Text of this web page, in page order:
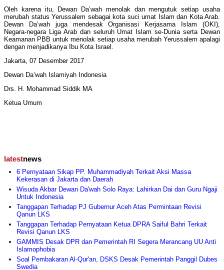
Oleh karena itu, Dewan Da’wah menolak dan mengutuk setiap usaha
merubah status Yerussalem sebagai kota suci umat Islam dan Kota Arab.
Dewan Da’wah juga mendesak Organisasi Kerjasama Islam (OKI),
Negara-negara Liga Arab dan seluruh Umat Islam se-Dunia serta Dewan
Keamanan PBB untuk menolak setiap usaha merubah Yerussalem apalagi
dengan menjadikanya Ibu Kota Israel.
Jakarta, 07 Desember 2017
Dewan Da’wah Islamiyah Indonesia
Drs. H. Mohammad Siddik MA
Ketua Umum
latestnews
6 Pernyataan Sikap PP. Muhammadiyah Terkait Aksi Massa
Kekerasan di Jakarta dan Daerah
Wisuda Akbar Dewan Da'wah Solo Raya: Lahirkan Dai dan Guru Ngaji
Untuk Indonesia
Tanggapan Terhadap PJ Gubernur Aceh Atas Permintaan Revisi
Qanun LKS
Tanggapan Terhadap Pernyataan Ketua DPRA Saiful Bahri Terkait
Revisi Qanun LKS
GAMMIS Desak DPR dan Pemerintah RI Segera Merancang UU Anti
Islamophobia
Soal Pembakaran Al-Qur'an, DSKS Desak Pemerintah Panggil Dubes
Swedia